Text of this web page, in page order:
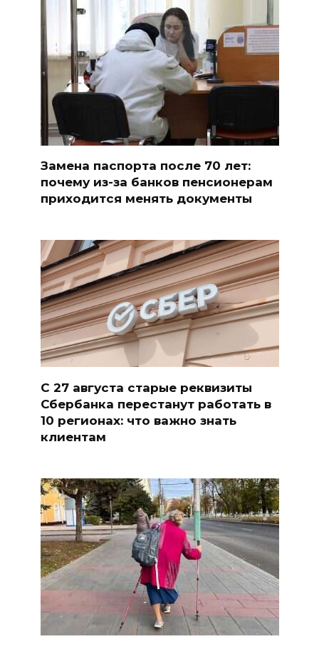
Замена паспорта после 70 лет:
почему из-за банков пенсионерам
приходится менять документы
С 27 августа старые реквизиты
Сбербанка перестанут работать в
10 регионах: что важно знать
клиентам